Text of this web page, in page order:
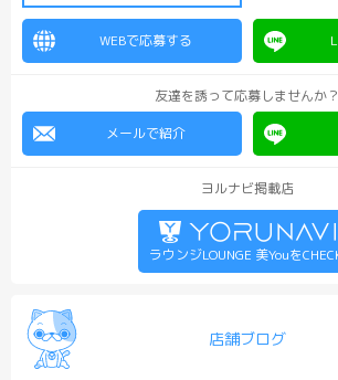
WEBで応募する
友達を誘って応募しませんか？
メールで紹介
ヨルナビ掲載店
ラウンジLOUNGE 美Youを
店舗ブログ